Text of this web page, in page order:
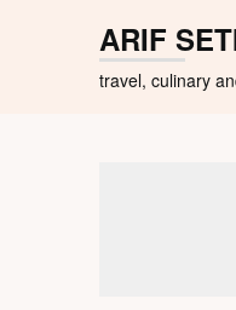
ARIF
travel, culinary